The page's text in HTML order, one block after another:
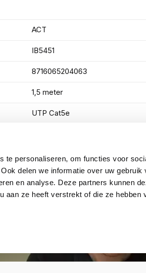
te personaliseren, om functies voor
delen we informatie over uw gebruik
en analyse. Deze partners kunnen
aan ze heeft verstrekt of die ze hebben
ACT
IB5451
8716065204063
1,5 meter
UTP Cat5e
Toon meer